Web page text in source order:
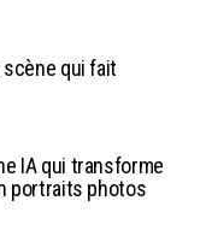
scène qui fait
IA qui transforme
portraits photos